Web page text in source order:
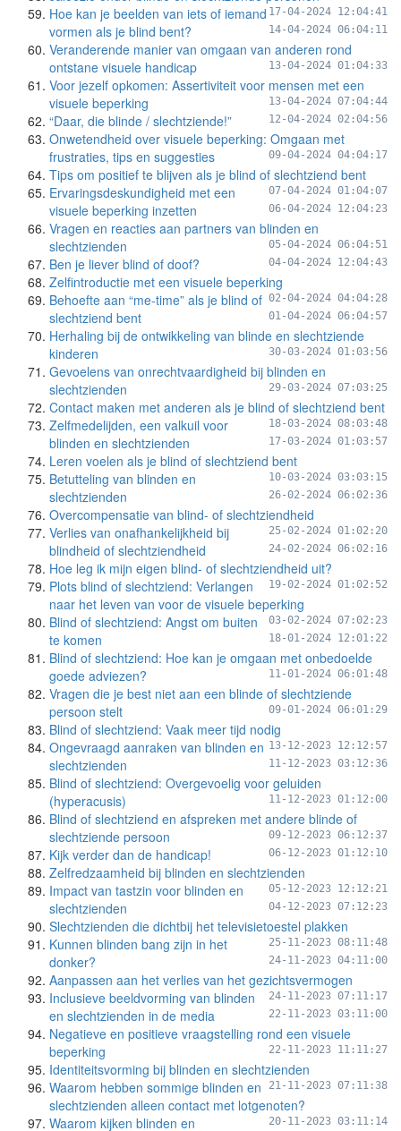
17-04-2024 12:04:41
Hoe kan je beelden van iets of iemand
vormen als je blind bent?
14-04-2024 06:04:11
Veranderende manier van omgaan van anderen rond
ontstane visuele handicap
13-04-2024 01:04:33
Voor jezelf opkomen: Assertiviteit voor mensen met een
visuele beperking
13-04-2024 07:04:44
“Daar, die blinde / slechtziende!” 12-04-2024 02:04:56
Onwetendheid over visuele beperking: Omgaan met
frustraties, tips en suggesties
09-04-2024 04:04:17
Tips om positief te blijven als je blind of slechtziend bent
07-04-2024 01:04:07
Ervaringsdeskundigheid met een
visuele beperking inzetten
06-04-2024 12:04:23
Vragen en reacties aan partners van blinden en
slechtzienden
05-04-2024 06:04:51
Ben je liever blind of doof? 04-04-2024 12:04:43
Zelfintroductie met een visuele beperking
02-04-2024 04:04:28
Behoefte aan “me-time” als je blind of
slechtziend bent
01-04-2024 06:04:57
Herhaling bij de ontwikkeling van blinde en slechtziende
kinderen
30-03-2024 01:03:56
Gevoelens van onrechtvaardigheid bij blinden en
slechtzienden
29-03-2024 07:03:25
Contact maken met anderen als je blind of slechtziend bent
18-03-2024 08:03:48
Zelfmedelijden, een valkuil voor
blinden en slechtzienden
17-03-2024 01:03:57
Leren voelen als je blind of slechtziend bent
10-03-2024 03:03:15
Betutteling van blinden en
slechtzienden
26-02-2024 06:02:36
Overcompensatie van blind- of slechtziendheid
25-02-2024 01:02:20
Verlies van onafhankelijkheid bij
blindheid of slechtziendheid
24-02-2024 06:02:16
Hoe leg ik mijn eigen blind- of slechtziendheid uit?
19-02-2024 01:02:52
Plots blind of slechtziend: Verlangen
naar het leven van voor de visuele beperking
03-02-2024 07:02:23
Blind of slechtziend: Angst om buiten
te komen
18-01-2024 12:01:22
Blind of slechtziend: Hoe kan je omgaan met onbedoelde
goede adviezen?
11-01-2024 06:01:48
Vragen die je best niet aan een blinde of slechtziende
persoon stelt
09-01-2024 06:01:29
Blind of slechtziend: Vaak meer tijd nodig
13-12-2023 12:12:57
Ongevraagd aanraken van blinden en
slechtzienden
11-12-2023 03:12:36
Blind of slechtziend: Overgevoelig voor geluiden
(hyperacusis)
11-12-2023 01:12:00
Blind of slechtziend en afspreken met andere blinde of
slechtziende persoon
09-12-2023 06:12:37
Kijk verder dan de handicap! 06-12-2023 01:12:10
Zelfredzaamheid bij blinden en slechtzienden
05-12-2023 12:12:21
Impact van tastzin voor blinden en
slechtzienden
04-12-2023 07:12:23
Slechtzienden die dichtbij het televisietoestel plakken
25-11-2023 08:11:48
Kunnen blinden bang zijn in het
donker?
24-11-2023 04:11:00
Aanpassen aan het verlies van het gezichtsvermogen
24-11-2023 07:11:17
Inclusieve beeldvorming van blinden
en slechtzienden in de media
22-11-2023 03:11:00
Negatieve en positieve vraagstelling rond een visuele
beperking
22-11-2023 11:11:27
Identiteitsvorming bij blinden en slechtzienden
21-11-2023 07:11:38
Waarom hebben sommige blinden en
slechtzienden alleen contact met lotgenoten?
20-11-2023 03:11:14
Waarom kijken blinden en